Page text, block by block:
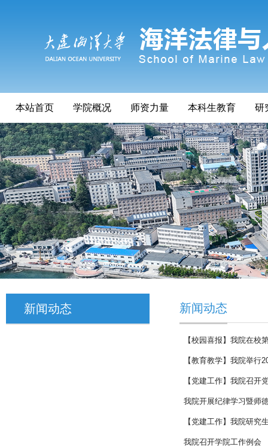
本站首页 学院概况 师资力量 本科生教育 研
新闻动态 新闻动态
【校园喜报】我院在校
【教育教学】我院举行
【党建工作】我院召开
我院开展纪律学习暨师
【党建工作】我院研究
我院召开学院工作例会